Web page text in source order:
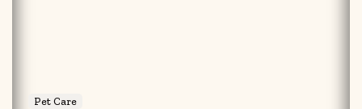
Pet Care